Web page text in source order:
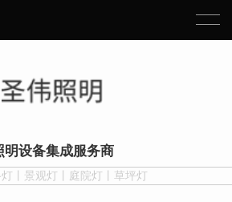
明设备集成服务商
丨景观灯丨庭院灯丨草坪灯